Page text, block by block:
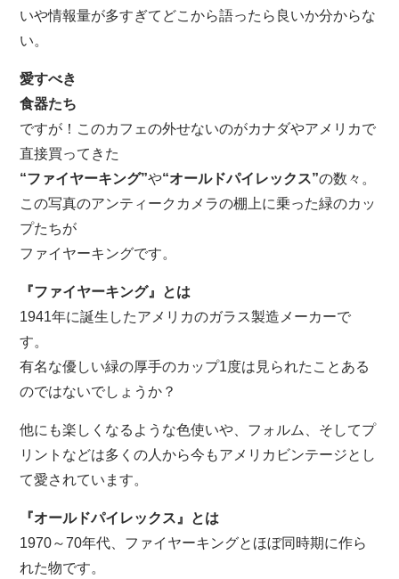
いや情報量が多すぎてどこから語ったら良いか分からな
い。
愛すべき
食器たち
ですが！このカフェの外せないのがカナダやアメリカで
直接買ってきた
“ファイヤーキング”や“オールドパイレックス”の数々。
この写真のアンティークカメラの棚上に乗った緑のカッ
プたちが
ファイヤーキングです。
『ファイヤーキング』とは
1941年に誕生したアメリカのガラス製造メーカーで
す。
有名な優しい緑の厚手のカップ1度は見られたことある
のではないでしょうか？
他にも楽しくなるような色使いや、フォルム、そしてプ
リントなどは多くの人から今もアメリカビンテージとし
て愛されています。
『オールドパイレックス』とは
1970～70年代、ファイヤーキングとほぼ同時期に作ら
れた物です。